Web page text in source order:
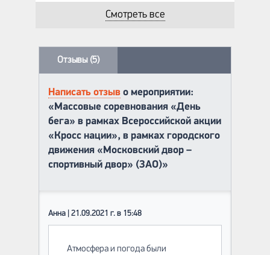
Смотреть все
Отзывы (5)
Написать отзыв о мероприятии:
«Массовые соревнования «День
бега» в рамках Всероссийской акции
«Кросс нации», в рамках городского
движения «Московский двор –
спортивный двор» (ЗАО)»
Анна | 21.09.2021 г. в 15:48
Атмосфера и погода были